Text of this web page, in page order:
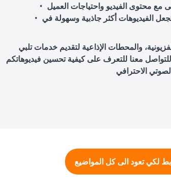
الفيديوهات أكثر جاذبية وسهولة في
والمحطات الإذاعية لتقديم خدمات تلبي
معنا للتعرف على كيفية تحسين فيديوهاتكم
لكي تعود الى كل المواضيع